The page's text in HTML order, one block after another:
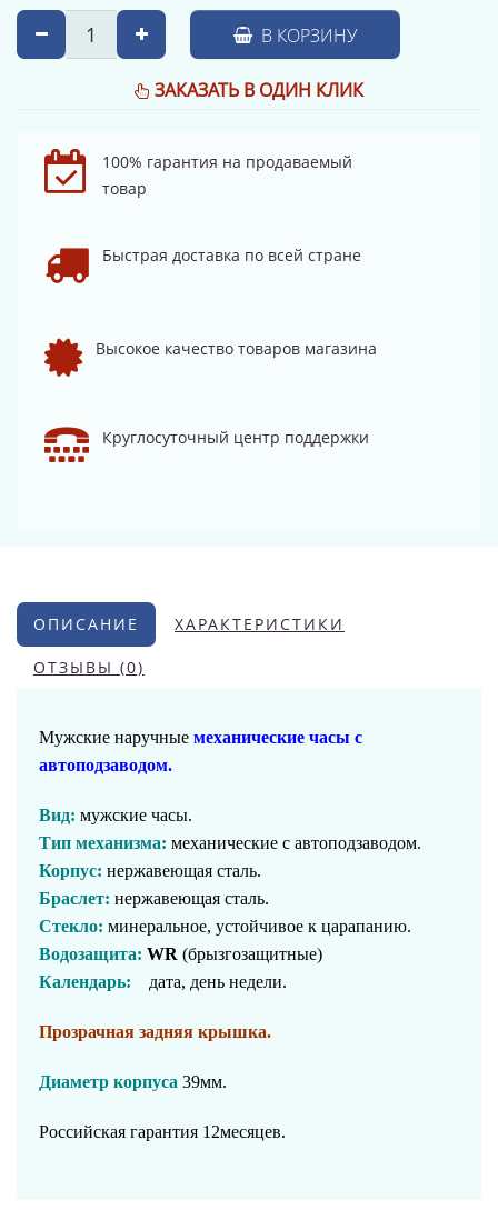
В КОРЗИНУ
ЗАКАЗАТЬ В ОДИН КЛИК
100% гарантия на продаваемый
товар
Быстрая доставка по всей стране
Высокое качество товаров магазина
Круглосуточный центр поддержки
ОПИСАНИЕ ХАРАКТЕРИСТИКИ
ОТЗЫВЫ (0)
Мужские наручные механические часы с
автоподзаводом.
Вид: мужские часы.
Тип механизма: механические с автоподзаводом.
Корпус: нержавеющая сталь.
Браслет: нержавеющая сталь.
Стекло: минеральное, устойчивое к царапанию.
Водозащита: WR (брызгозащитные)
Календарь:
дата, день недели.
Прозрачная задняя крышка.
Диаметр корпуса 39мм.
Российская гарантия 12месяцев.